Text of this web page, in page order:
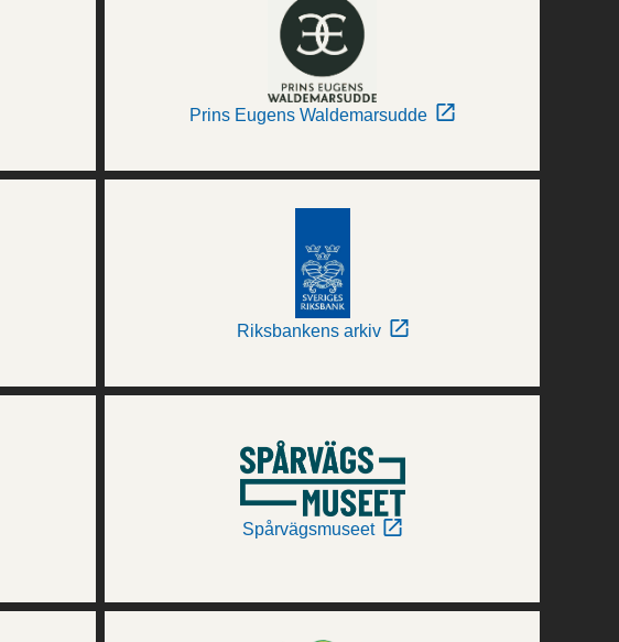
Prins Eugens Waldemarsudde
Riksbankens arkiv
Spårvägsmuseet